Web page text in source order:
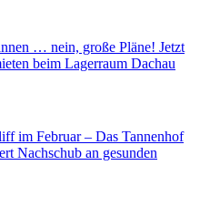
… nein, große Pläne! Jetzt
beim Lagerraum Dachau
im Februar – Das Tannenhof
Nachschub an gesunden